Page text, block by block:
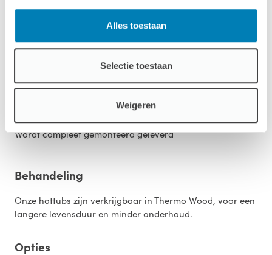
Alles toestaan
Selectie toestaan
Weigeren
5 tot 6
Exclusief in het zwart
Montage
Wordt compleet gemonteerd geleverd
Behandeling
Onze hottubs zijn verkrijgbaar in Thermo Wood, voor een
langere levensduur en minder onderhoud.
Opties